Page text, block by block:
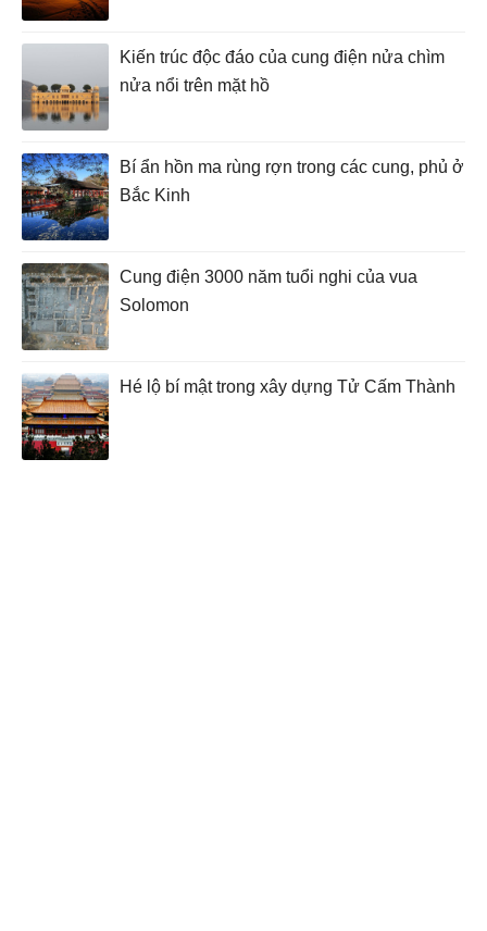
Kiến trúc độc đáo của cung điện nửa chìm
nửa nổi trên mặt hồ
Bí ẩn hồn ma rùng rợn trong các cung, phủ ở
Bắc Kinh
Cung điện 3000 năm tuổi nghi của vua
Solomon
Hé lộ bí mật trong xây dựng Tử Cấm Thành